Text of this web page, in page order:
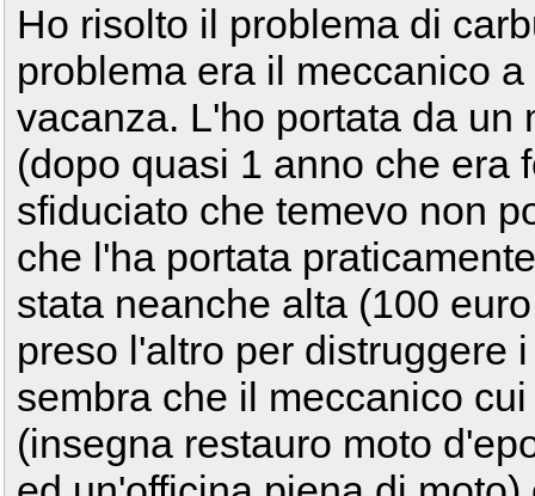
Ho risolto il problema di
problema era il meccanico
vacanza. L'ho portata da
(dopo quasi 1 anno che era
sfiduciato che temevo non
che l'ha portata
stata neanche alta (100
preso l'altro per distruggere
sembra che il meccanico
(insegna restauro moto